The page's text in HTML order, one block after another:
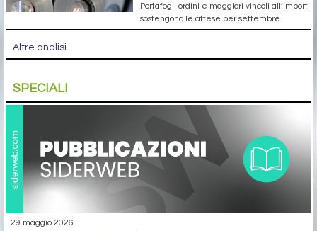
Portafogli ordini e maggiori vincoli all’import
sostengono le attese per settembre
Altre analisi
SPECIALI
29 maggio 2026